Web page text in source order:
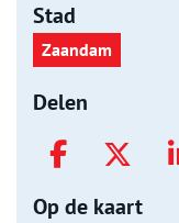
Stad
Zaandam
Delen
Op de kaart